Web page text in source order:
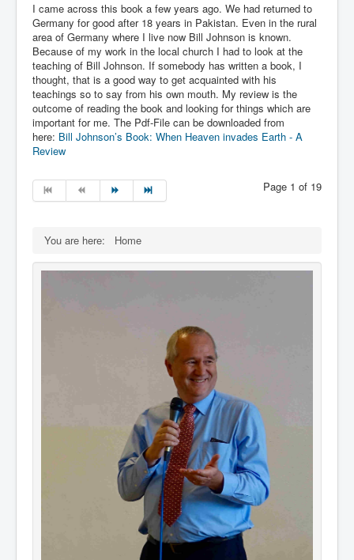
I came across this book a few years ago. We had returned to
Germany for good after 18 years in Pakistan. Even in the rural
area of Germany where I live now Bill Johnson is known.
Because of my work in the local church I had to look at the
teaching of Bill Johnson. If somebody has written a book, I
thought, that is a good way to get acquainted with his
teachings so to say from his own mouth. My review is the
outcome of reading the book and looking for things which are
important for me. The Pdf-File can be downloaded from
here: Bill Johnson’s Book: When Heaven invades Earth - A
Review
Page 1 of 19
You are here: Home